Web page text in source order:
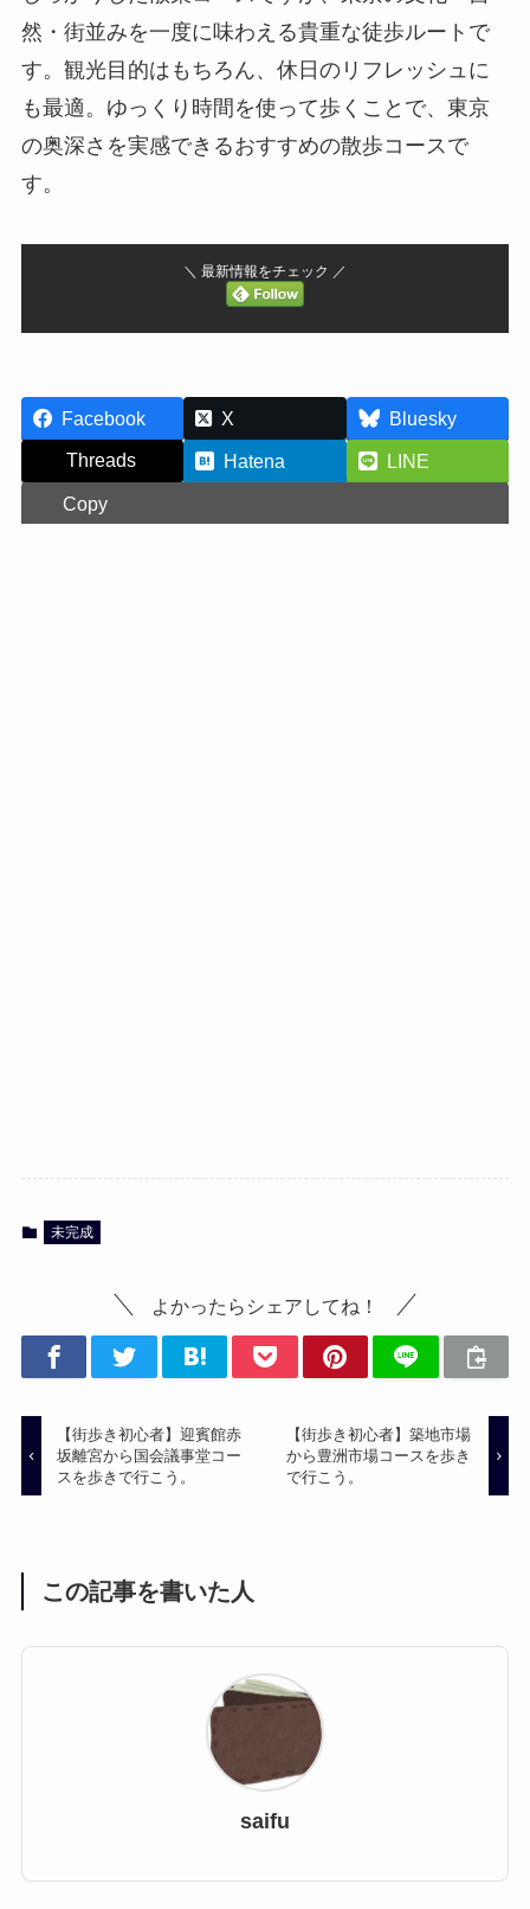
然・街並みを一度に味わえる貴重な徒歩ルートで
す。観光目的はもちろん、休日のリフレッシュに
も最適。ゆっくり時間を使って歩くことで、東京
の奥深さを実感できるおすすめの散歩コースで
す。
＼ 最新情報をチェック ／
Facebook X
Bluesky
Threads
Hatena
LINE
Copy
未完成
よかったらシェアしてね！
【街歩き初心者】迎賓館赤
坂離宮から国会議事堂コー
スを歩きで行こう。
【街歩き初心者】築地市場
から豊洲市場コースを歩き
で行こう。
この記事を書いた人
saifu